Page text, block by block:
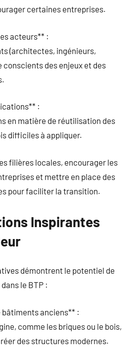
certaines entreprises.
acteurs** :
(architectes, ingénieurs,
des enjeux et des
:
en matière de réutilisation des
difficiles à appliquer.
filières locales, encourager les
et mettre en place des
pour faciliter la transition.
Inspirantes
démontrent le potentiel de
le BTP :
bâtiments anciens** :
comme les briques ou le bois,
des structures modernes.